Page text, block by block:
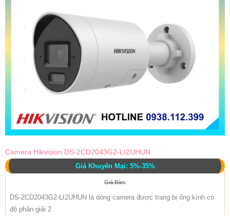
Camera Hikvision DS-2CD2043G2-LI2UHUN
Giá Khuyến Mại: 5%-35%
Giá Bán:
DS-2CD2043G2-LI2UHUN là dòng camera được trang bị ống kính có
độ phân giải 2